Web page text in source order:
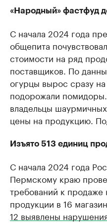
«Народный» фастфуд
С начала 2024 года
общепита
стоимости на ряд
поставщиков. По
огурцы вырос сразу
подорожали
владельцы
цены на продукцию.
Изъято 513 единиц
С начала 2024 года
Пермскому краю
требований к продаже
продукции в 16
12 выявлены